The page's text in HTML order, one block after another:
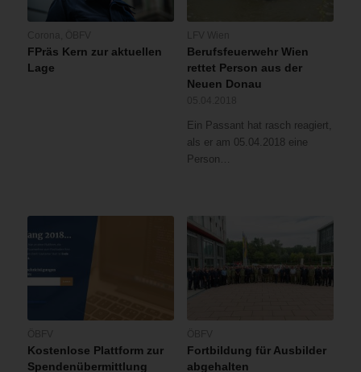
FPräs Kern zur aktuellen
Lage
Berufsfeuerwehr Wien
rettet Person aus der
Neuen Donau
Ein Passant hat rasch reagiert,
als er am 05.04.2018 eine
Person…
Kostenlose Plattform zur
Spendenübermittlung
Fortbildung für Ausbilder
abgehalten